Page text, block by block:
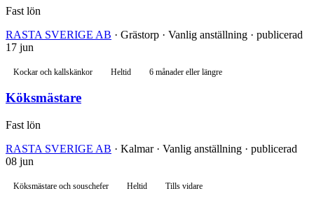
Fast lön
RASTA SVERIGE AB · Grästorp · Vanlig anställning · publicerad
17 jun
Kockar och kallskänkor Heltid 6 månader eller längre
Köksmästare
Fast lön
RASTA SVERIGE AB · Kalmar · Vanlig anställning · publicerad
08 jun
Köksmästare och souschefer Heltid Tills vidare